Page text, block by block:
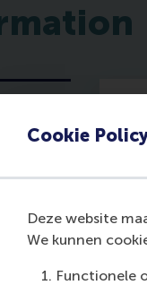
Cookie
Deze website
We kunnen
Functionele